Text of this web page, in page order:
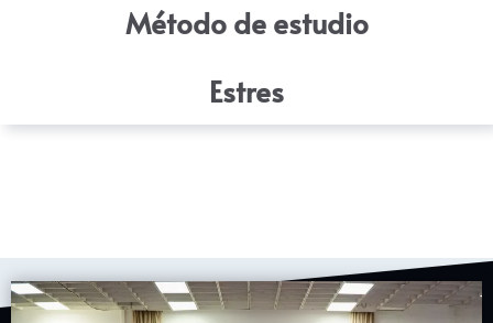
Método de estudio
Estres